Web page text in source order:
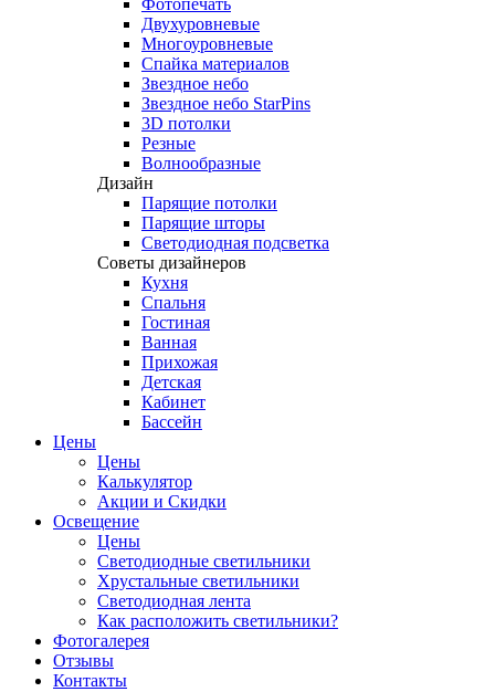
Фотопечать
Двухуровневые
Многоуровневые
Спайка материалов
Звездное небо
Звездное небо StarPins
3D потолки
Резные
Волнообразные
Дизайн
Парящие потолки
Парящие шторы
Светодиодная подсветка
Советы дизайнеров
Кухня
Спальня
Гостиная
Ванная
Прихожая
Детская
Кабинет
Бассейн
Цены
Цены
Калькулятор
Акции и Скидки
Освещение
Цены
Светодиодные светильники
Хрустальные светильники
Светодиодная лента
Как расположить светильники?
Фотогалерея
Отзывы
Контакты